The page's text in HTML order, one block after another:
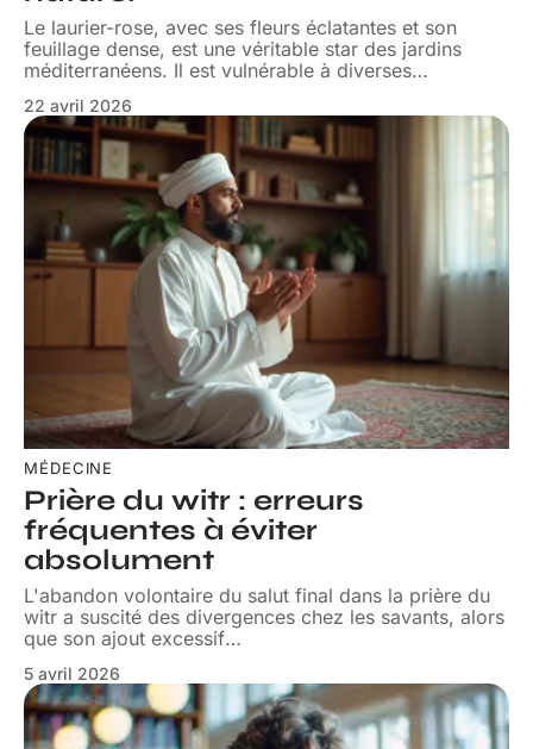
Le laurier-rose, avec ses fleurs éclatantes et son
feuillage dense, est une véritable star des jardins
méditerranéens. Il est vulnérable à diverses…
22 avril 2026
MÉDECINE
Prière du witr : erreurs
fréquentes à éviter
absolument
L'abandon volontaire du salut final dans la prière du
witr a suscité des divergences chez les savants, alors
que son ajout excessif…
5 avril 2026